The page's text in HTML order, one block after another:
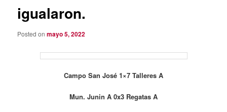
igualaron.
Posted onmayo 5, 2022
Campo San José 1×7 Talleres A
Mun. Junin A 0x3 Regatas A